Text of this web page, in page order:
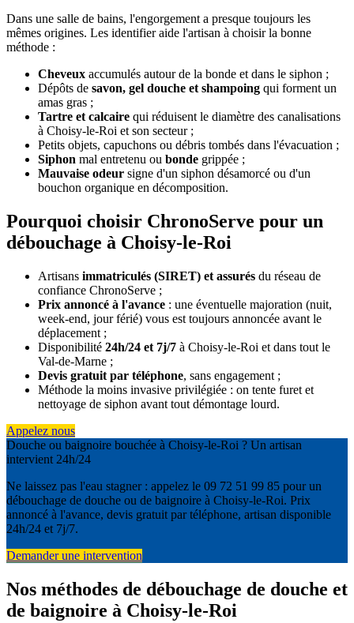
Dans une salle de bains, l'engorgement a presque toujours les
mêmes origines. Les identifier aide l'artisan à choisir la bonne
méthode :
Cheveux accumulés autour de la bonde et dans le siphon ;
Dépôts de savon, gel douche et shampoing qui forment un
amas gras ;
Tartre et calcaire qui réduisent le diamètre des canalisations
à Choisy-le-Roi et son secteur ;
Petits objets, capuchons ou débris tombés dans l'évacuation ;
Siphon mal entretenu ou bonde grippée ;
Mauvaise odeur signe d'un siphon désamorcé ou d'un
bouchon organique en décomposition.
Pourquoi choisir ChronoServe pour un
débouchage à Choisy-le-Roi
Artisans immatriculés (SIRET) et assurés du réseau de
confiance ChronoServe ;
Prix annoncé à l'avance : une éventuelle majoration (nuit,
week-end, jour férié) vous est toujours annoncée avant le
déplacement ;
Disponibilité 24h/24 et 7j/7 à Choisy-le-Roi et dans tout le
Val-de-Marne ;
Devis gratuit par téléphone, sans engagement ;
Méthode la moins invasive privilégiée : on tente furet et
nettoyage de siphon avant tout démontage lourd.
Appelez nous
Douche ou baignoire bouchée à Choisy-le-Roi ? Un artisan
intervient 24h/24
Ne laissez pas l'eau stagner : appelez le 09 72 51 99 85 pour un
débouchage de douche ou de baignoire à Choisy-le-Roi. Prix
annoncé à l'avance, devis gratuit par téléphone, artisan disponible
24h/24 et 7j/7.
Demander une intervention
Nos méthodes de débouchage de douche et
de baignoire à Choisy-le-Roi